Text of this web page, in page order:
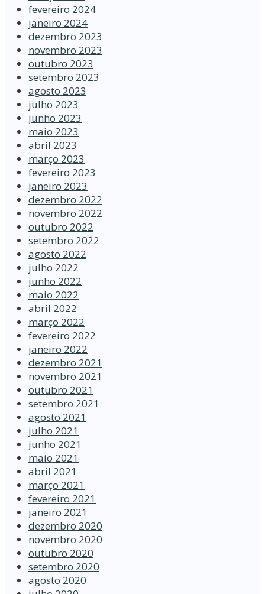
fevereiro 2024
janeiro 2024
dezembro 2023
novembro 2023
outubro 2023
setembro 2023
agosto 2023
julho 2023
junho 2023
maio 2023
abril 2023
março 2023
fevereiro 2023
janeiro 2023
dezembro 2022
novembro 2022
outubro 2022
setembro 2022
agosto 2022
julho 2022
junho 2022
maio 2022
abril 2022
março 2022
fevereiro 2022
janeiro 2022
dezembro 2021
novembro 2021
outubro 2021
setembro 2021
agosto 2021
julho 2021
junho 2021
maio 2021
abril 2021
março 2021
fevereiro 2021
janeiro 2021
dezembro 2020
novembro 2020
outubro 2020
setembro 2020
agosto 2020